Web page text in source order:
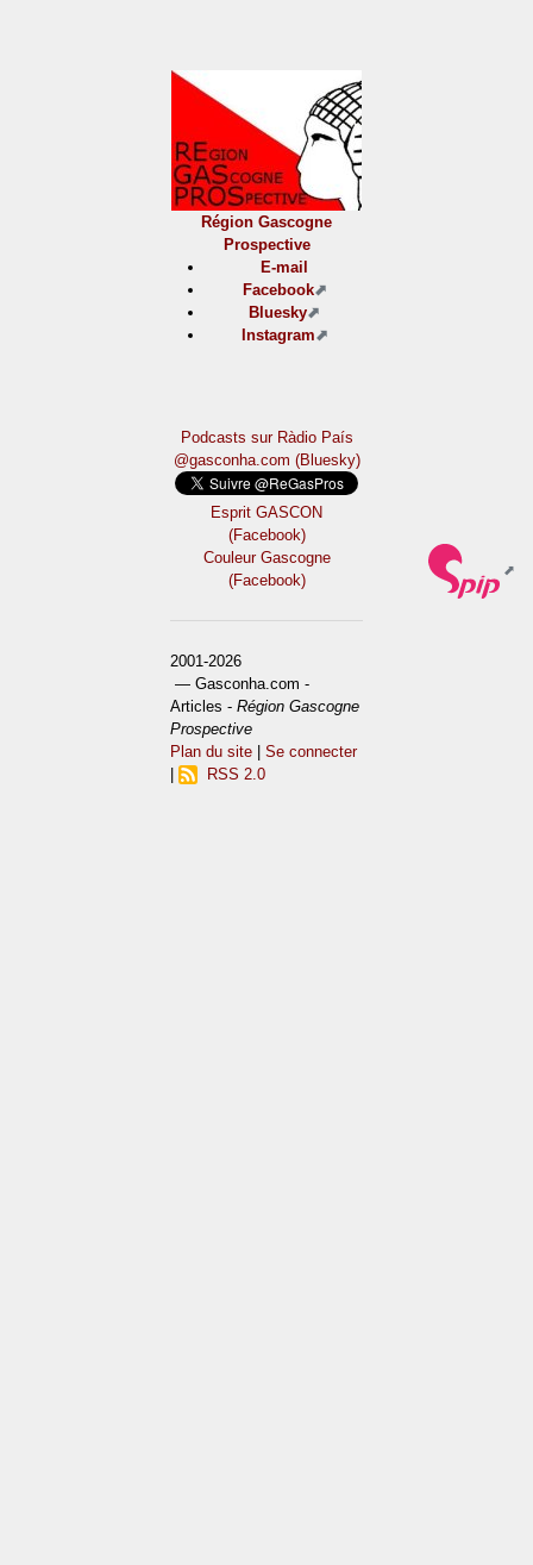
Région Gascogne
Prospective
E-mail
Facebook
Bluesky
Instagram
Podcasts sur Ràdio País
@gasconha.com (Bluesky)
Esprit GASCON
(Facebook)
Couleur Gascogne
(Facebook)
2001-2026
— Gasconha.com -
Articles -Région Gascogne
Prospective
Plan du site |Se connecter
RSS 2.0